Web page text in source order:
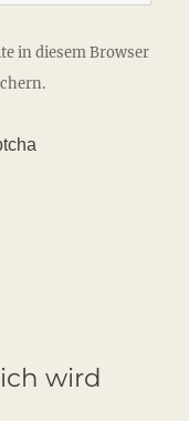
in diesem Browser
wird